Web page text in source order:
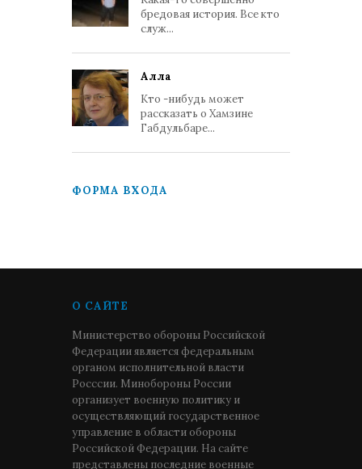
бредовая история. Все кто
служ...
Алла
Кто -нибудь может
рассказать о Хамзине
Габдульбаре...
ФОРМА ВХОДА
О САЙТЕ
Министерство обороны Российской
Федерации является федеральным
органом исполнительной власти
Росссии. Минобороны России
организует военную политику и
осуществляющий государственное
управление в области обороны
Российской Федерации. На сайте
представлены последние военные